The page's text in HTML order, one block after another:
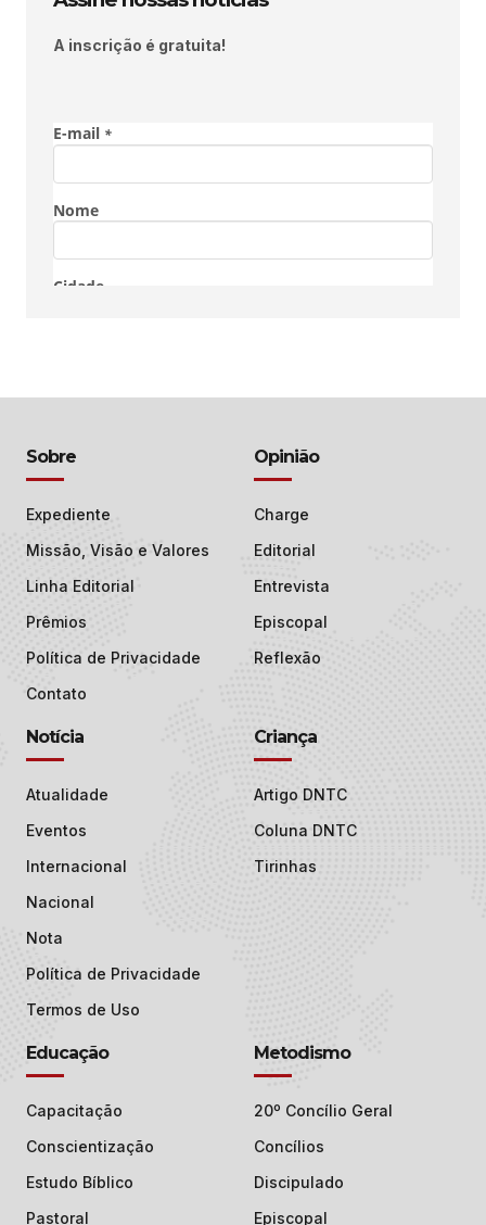
A inscrição é gratuita!
Sobre
Expediente
Missão, Visão e Valores
Linha Editorial
Prêmios
Política de Privacidade
Contato
Opinião
Charge
Editorial
Entrevista
Episcopal
Reflexão
Notícia
Atualidade
Eventos
Internacional
Nacional
Nota
Política de Privacidade
Termos de Uso
Criança
Artigo DNTC
Coluna DNTC
Tirinhas
Educação
Capacitação
Conscientização
Estudo Bíblico
Pastoral
Metodismo
20º Concílio Geral
Concílios
Discipulado
Episcopal